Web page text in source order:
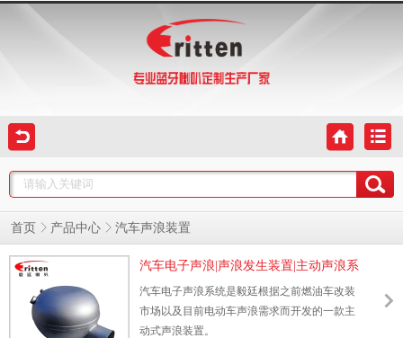
首页 产品中心 汽车声浪装置
汽车电子声浪|声浪发生装置|主动声浪系
统
汽车电子声浪系统是毅廷根据之前燃油车改装
市场以及目前电动车声浪需求而开发的一款主
动式声浪装置。